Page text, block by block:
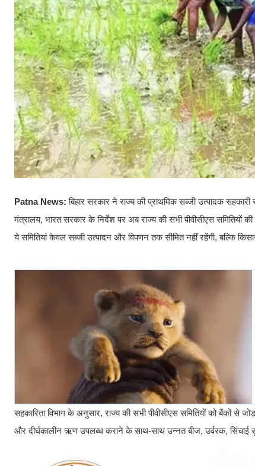
Patna News:बिहार सरकार ने राज्य की प्राथमिक सब्जी उत्पादक
मंत्रालय, भारत सरकार के निर्देश पर अब राज्य की सभी पीवीसीएस
ये समितियां केवल सब्जी उत्पादन और विपणन तक सीमित नहीं रहेंगी, बल्कि
सहकारिता विभाग के अनुसार, राज्य की सभी पीवीसीएस समितियों को बैंकों
और दीर्घकालीन ऋण उपलब्ध कराने के साथ-साथ उन्नत बीज, उर्वरक, सिंचाई